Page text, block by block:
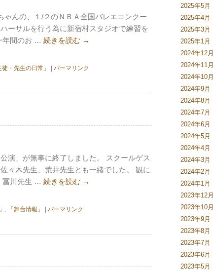
ゃんの、１/２のＮＢＡ全国バレエコンクー
ーサルを行う為に新宿村スタジオで練習を
年間のお … 続きを読む →
徒・先生の日常」 パーマリンク
演」が無事に終了しました。 スクールゲス
々木先生、荒井先生とも一緒でした。 観に
冨川先生 … 続きを読む →
, 「舞台情報」 パーマリンク
2025年5月
2025年4月
2025年3月
2025年1月
2024年12月
2024年11月
2024年10月
2024年9月
2024年8月
2024年7月
2024年6月
2024年5月
2024年4月
2024年3月
2024年2月
2024年1月
2023年12月
2023年10月
2023年9月
2023年8月
2023年7月
2023年6月
2023年5月